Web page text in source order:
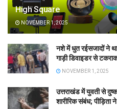
High Square
NOVEMBER 1, 2025
नशे में धुत रईसजादों ने
गाड़ी डिवाइडर से
NOVEMBER 1, 2025
उत्तराखंड में युवती से
शारीरिक संबंध; पीड़िता